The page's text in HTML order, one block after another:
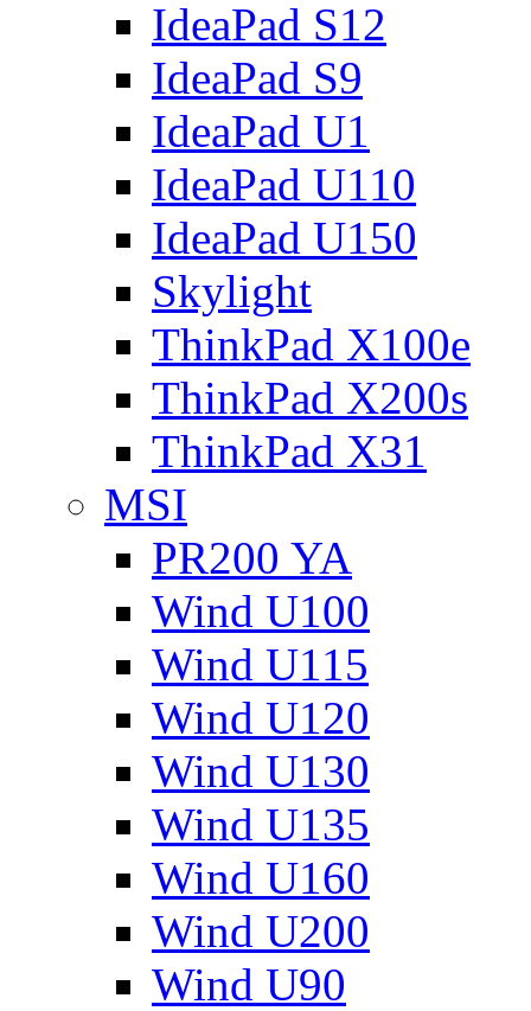
IdeaPad S12
IdeaPad S9
IdeaPad U1
IdeaPad U110
IdeaPad U150
Skylight
ThinkPad X100e
ThinkPad X200s
ThinkPad X31
MSI
PR200 YA
Wind U100
Wind U115
Wind U120
Wind U130
Wind U135
Wind U160
Wind U200
Wind U90